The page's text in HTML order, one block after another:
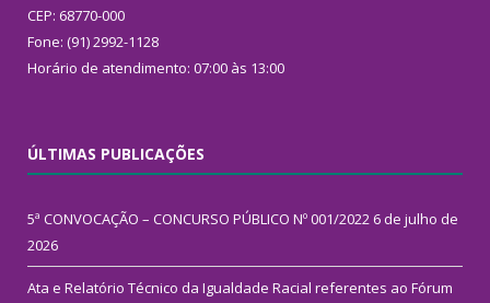
CEP: 68770-000
Fone: (91) 2992-1128
Horário de atendimento: 07:00 às 13:00
ÚLTIMAS PUBLICAÇÕES
5ª CONVOCAÇÃO – CONCURSO PÚBLICO Nº 001/2022 6 de julho de
2026
Ata e Relatório Técnico da Igualdade Racial referentes ao Fórum